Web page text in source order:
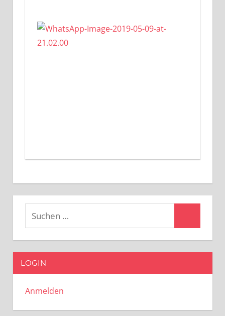
Suchen
LOGIN
Anmelden